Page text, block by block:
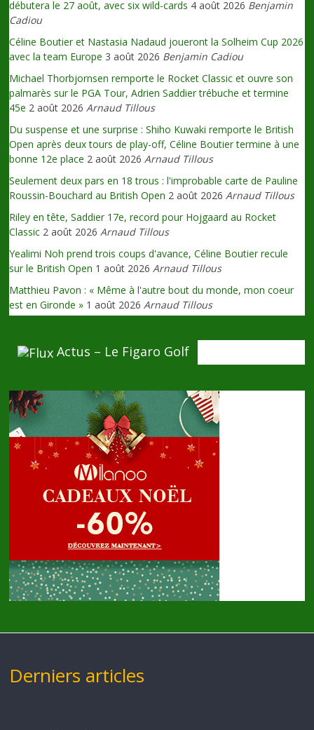
débutera le 27 août, avec six wild-cards 4 août 2026 Benjamin
Cadiou
Céline Boutier et Nastasia Nadaud joueront la Solheim Cup 2026
avec la team Europe 3 août 2026 Benjamin Cadiou
Michael Thorbjornsen remporte le Rocket Classic et ouvre son
palmarès sur le PGA Tour, Adrien Saddier trébuche et termine
45e 2 août 2026 Arnaud Tillous
Du suspense et une surprise : Shiho Kuwaki remporte le British
Open après deux tours de play-off, Céline Boutier termine à une
bonne 12e place 2 août 2026 Arnaud Tillous
Seulement deux pars en 18 trous : l'improbable carte de Pauline
Roussin-Bouchard au British Open 2 août 2026 Arnaud Tillous
Riley en tête, Saddier 17e, record pour Hojgaard au Rocket
Classic 2 août 2026 Arnaud Tillous
Yealimi Noh prend trois coups d'avance, Céline Boutier recule
sur le British Open 1 août 2026 Arnaud Tillous
Matthieu Pavon : « Même à l'autre bout du monde, mon coeur
est en Gironde » 1 août 2026 Arnaud Tillous
Actus – Le Figaro Golf
Derniers articles